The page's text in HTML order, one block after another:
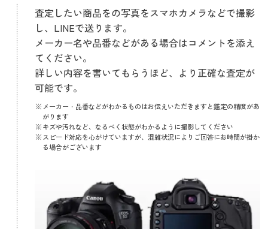
査定したい商品をの写真をスマホカメラなどで撮影
し、LINEで送ります。
メーカー名や品番などがある場合はコメントを添え
てください。
詳しい内容を書いてもらうほど、より正確な査定が
可能です。
メーカー・品番などがわかるものはお伝えいただきますと鑑定の精度があ
がります
キズや汚れなど、なるべく状態がわかるように撮影してください
スピード対応を心がけていますが、混雑状況によりご回答にお時間が掛か
る場合がございます